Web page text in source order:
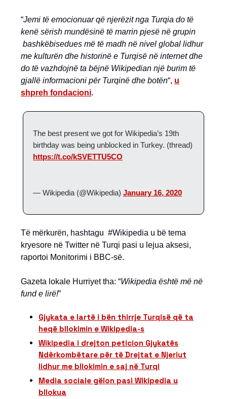
“Jemi të emocionuar që njerëzit nga Turqia do të
kenë sërish mundësinë të marrin pjesë në grupin
bashkëbisedues më të madh në nivel global lidhur
me kulturën dhe historinë e Turqisë në internet dhe
do të vazhdojnë ta bëjnë Wikipedian një burim të
gjallë informacioni për Turqinë dhe botën“, u
shpreh fondacioni.
The best present we got for Wikipedia’s 19th
birthday was being unblocked in Turkey. (thread)
https://t.co/kSVETTU5CO
— Wikipedia (@Wikipedia) January 16, 2020
Të mërkurën, hashtagu #Wikipedia u bë tema
kryesore në Twitter në Turqi pasi u lejua aksesi,
raportoi Monitorimi i BBC-së.
Gazeta lokale Hurriyet tha: “Wikipedia është më në
fund e lirë!”
Gjykata e lartë i bën thirrje Turqisë që ta
heqë bllokimin e Wikipedia-s
Wikipedia i drejton peticion Gjykatës
Ndërkombëtare për të Drejtat e Njeriut
lidhur me bllokimin e saj në Turqi
Media sociale gëlon pasi Wikipedia u
bllokua